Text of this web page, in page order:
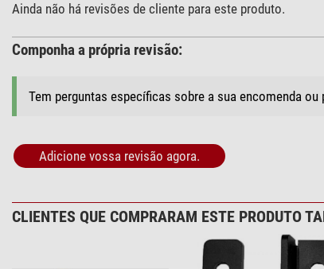
Ainda não há revisões de cliente para este produto.
Componha a própria revisão:
Tem perguntas específicas sobre a sua encomenda ou
Adicione vossa revisão agora.
CLIENTES QUE COMPRARAM ESTE PRODUTO